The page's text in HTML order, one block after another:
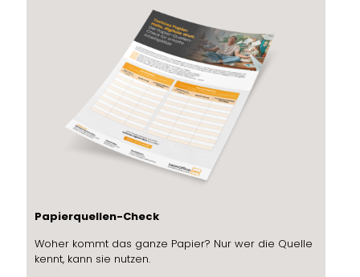
Papierquellen-Check
Woher kommt das ganze Papier? Nur wer die Quelle
kennt, kann sie nutzen.